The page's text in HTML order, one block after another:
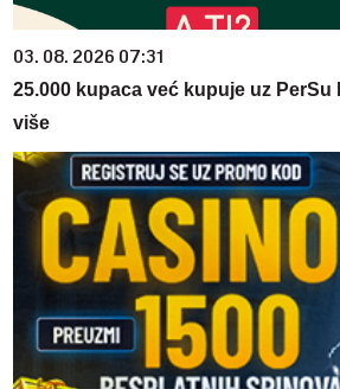
03. 08. 2026 07:31
25.000 kupaca već kupuje uz PerSu
više